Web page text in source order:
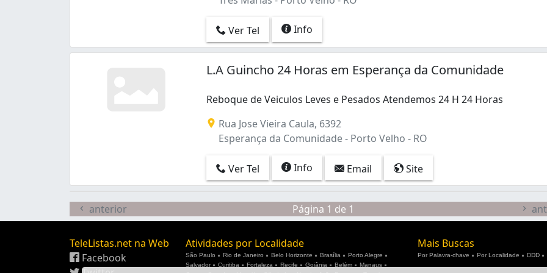
Ver Tel Info
L.A Guincho 24 Horas em Esperança da Comunidade
Reboque de Veiculos Leves e Pesados Atendemos 24 H 24 Horas
Rua Jose Vieira Caula, 6392
Esperança da Comunidade - Porto Velho - RO
Ver Tel Info Email Site
anterior Página 1 de 1
TeleListas.net na Web
Facebook
Atividades por Localidade
São Paulo Rio de Janeiro Belo Horizonte Brasília
Porto Alegre
Salvador
Curitiba Fortaleza Recife Goiânia Belém
Manaus
Mais Buscas
Por Palavra-chave Por Localidade DDD